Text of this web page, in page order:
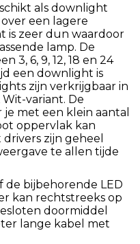
als downlight
een lagere
is zeer dun waardoor
lamp. De
3, 6, 9, 12, 18 en 24
een downlight is
zijn verkrijgbaar in
variant. De
je met een klein aantal
oppervlak kan
zijn geheel
te allen tijde
bijbehorende LED
kan rechtstreeks op
doormiddel
lange kabel met